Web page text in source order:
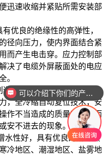
迅速收缩并紧贴所需安装部
优良的绝缘性的高弹性，
径向压力，使内界面结合紧
而产生电击穿。应力控制部
决了电缆外屏蔽面处的电应
。
成形。无须特别培训，安
，全冷缩自动复位技术，安
作不当造成的质量事故，而
安不进去的现象。
水性好，具有优良的耐寒热
冷地区、潮湿地区、盐雾地